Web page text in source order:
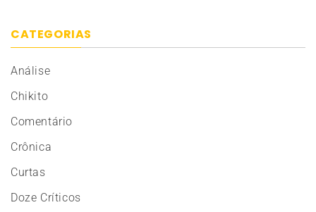
CATEGORIAS
Análise
Chikito
Comentário
Crônica
Curtas
Doze Críticos